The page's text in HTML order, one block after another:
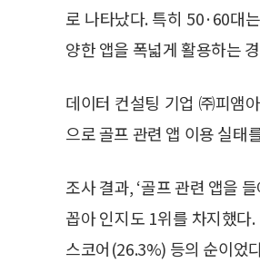
로 나타났다. 특히 50·60대
양한 앱을 폭넓게 활용하는
데이터 컨설팅 기업 ㈜피앰
으로 골프 관련 앱 이용 실태
조사 결과, ‘골프 관련 앱을
꼽아 인지도 1위를 차지했
스코어(26.3%) 등의 순이었